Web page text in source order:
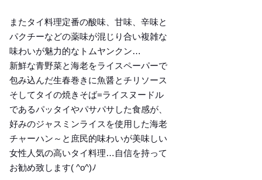
またタイ料理定番の酸味、甘味、辛味と
パクチーなどの薬味が混じり合い複雑な
味わいが魅力的なトムヤンクン…
新鮮な青野菜と海老をライスペーパーで
包み込んだ生春巻きに魚醤とチリソース
そしてタイの焼きそば=ライスヌードル
であるパッタイやパサパサした食感が、
好みのジャスミンライスを使用した海老
チャーハン～と庶民的味わいが美味しい
女性人気の高いタイ料理…自信を持って
お勧め致します( ^o^)ﾉ